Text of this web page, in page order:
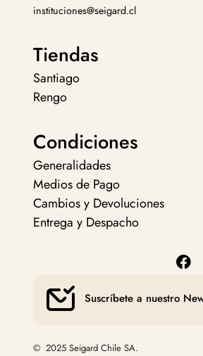
instituciones@seigard.cl
Tiendas
Santiago
Rengo
Condiciones
Generalidades
Medios de Pago
Cambios y Devoluciones
Entrega y Despacho
Suscríbete a nuestro
© 2025 Seigard Chile SA.